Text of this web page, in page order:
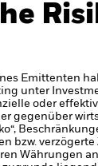
Emittenten
unter
oder
gegenüber
bzw.
Währungen